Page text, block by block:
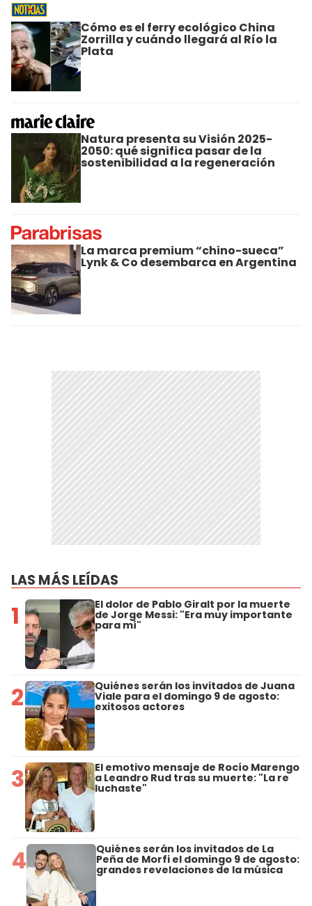
Cómo es el ferry ecológico China
Zorrilla y cuándo llegará al Río la
Plata
Natura presenta su Visión 2025-
2050: qué significa pasar de la
sostenibilidad a la regeneración
La marca premium “chino-sueca”
Lynk & Co desembarca en Argentina
LAS MÁS LEÍDAS
1 El dolor de Pablo Giralt por la muerte
de Jorge Messi: "Era muy importante
para mí"
2 Quiénes serán los invitados de Juana
Viale para el domingo 9 de agosto:
exitosos actores
3 El emotivo mensaje de Rocío Marengo
a Leandro Rud tras su muerte: "La re
luchaste"
4 Quiénes serán los invitados de La
Peña de Morfi el domingo 9 de agosto:
grandes revelaciones de la música